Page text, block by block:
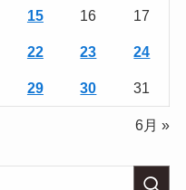
15 16 17
22 23 24
29 30 31
6月 »